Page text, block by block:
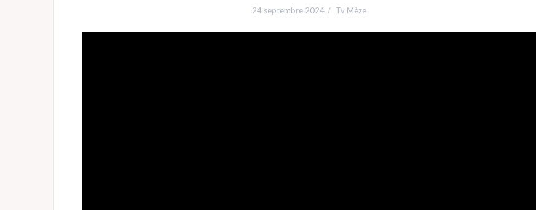
24 septembre 2024 Tv Mèze